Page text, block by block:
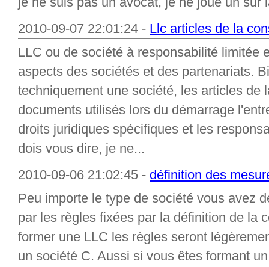
2010-09-07 22:01:24 - Llc articles de la
LLC ou de société à responsabilité limitée
aspects des sociétés et des partenariats.
techniquement une société, les articles de
documents utilisés lors du démarrage
droits juridiques spécifiques et les
dois vous dire, je ne...
2010-09-06 21:02:45 - définition des
Peu importe le type de société vous avez
par les règles fixées par la définition de la
former une LLC les règles seront
un société C. Aussi si vous êtes formant